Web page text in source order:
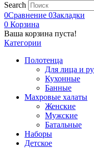
Search
0Сравнение 0Закладки
0 Корзина
Ваша корзина пуста!
Категории
Полотенца
Для лица и
Кухонные
Банные
Махровые халаты
Женские
Мужские
Батальные
Наборы
Детское